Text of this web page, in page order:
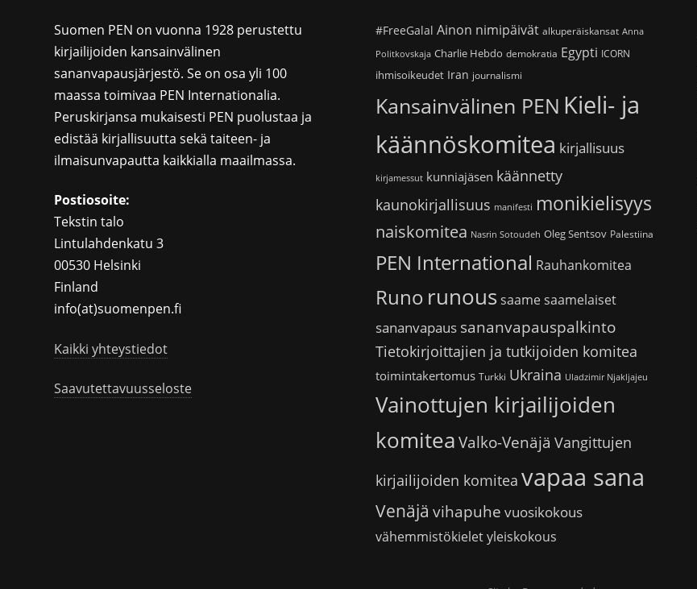
Suomen PEN on vuonna 1928 perustettu
kirjailijoiden kansainvälinen
sananvapausjärjestö. Se on osa yli 100
maassa toimivaa PEN Internationalia.
Peruskirjansa mukaisesti PEN puolustaa ja
edistää kirjallisuutta sekä taiteen- ja
ilmaisunvapautta kaikkialla maailmassa.
Postiosoite:
Tekstin talo
Lintulahdenkatu 3
00530 Helsinki
Finland
info(at)suomenpen.fi
Kaikki yhteystiedot
Saavutettavuusseloste
#FreeGalal Ainon nimipäivät alkuperäiskansat Anna
Politkovskaja Charlie Hebdo demokratia Egypti ICORN
ihmisoikeudet Iran journalismi
Kansainvälinen PEN Kieli- ja
käännöskomitea kirjallisuus
kirjamessut kunniajäsen käännetty
kaunokirjallisuus manifesti monikielisyys
naiskomitea Nasrin Sotoudeh Oleg Sentsov Palestiina
PEN International Rauhankomitea
Runo runoussaamesaamelaiset
sananvapaus sananvapauspalkinto
Tietokirjoittajien ja tutkijoiden komitea
toimintakertomus Turkki Ukraina Uladzimir Njakljajeu
Vainottujen kirjailijoiden
komitea Valko-Venäjä Vangittujen
kirjailijoiden komitea vapaa sana
Venäjä vihapuhe vuosikokous
vähemmistökieletyleiskokous